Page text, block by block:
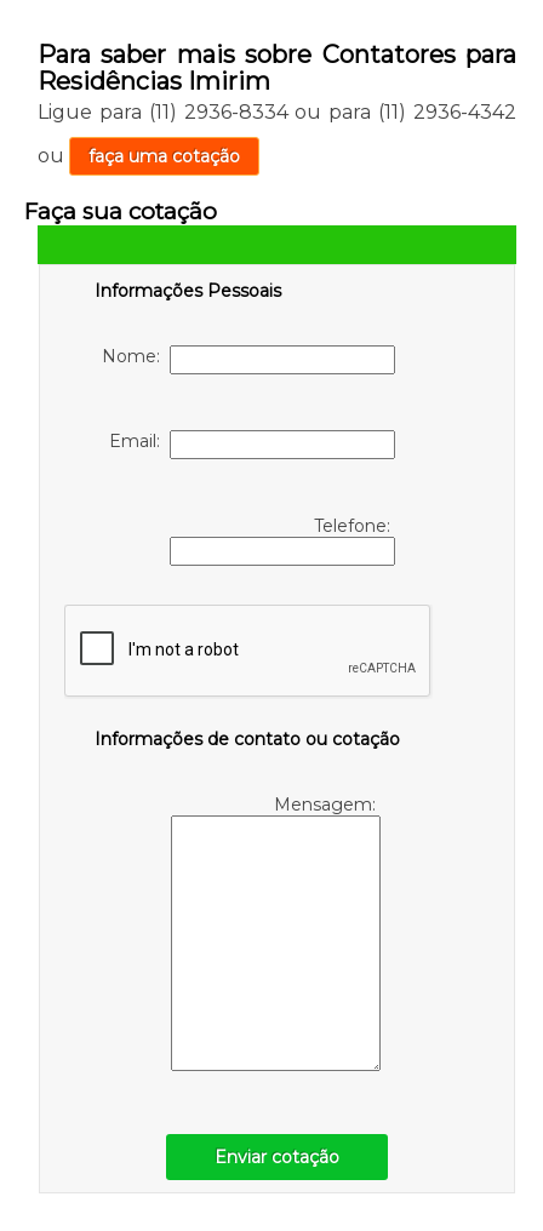
Para saber mais sobre Contatores para
Residências Imirim
Ligue para (11) 2936-8334ou para (11) 2936-4342
ou
faça uma cotação
Faça sua cotação
Informações Pessoais
Nome:
Email:
Telefone:
Informações de contato ou cotação
Mensagem:
Enviar cotação